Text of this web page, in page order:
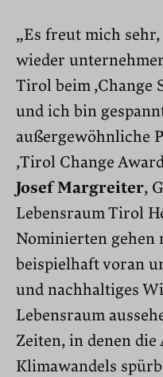
„Es freut mich
wieder
Tirol beim ,Change
und ich bin
außergewöhnliche
,Tirol Change
Josef Margreiter,
Lebensraum Tirol
Nominierten gehen
beispielhaft voran
und nachhaltiges
Lebensraum
Zeiten, in denen
Klimawandels